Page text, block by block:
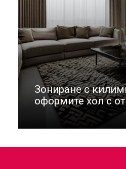
Зониране с
оформите хол с